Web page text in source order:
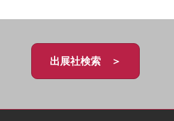
出展社検索 ＞